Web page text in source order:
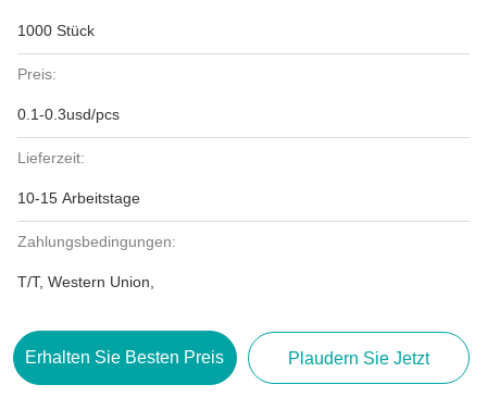
1000 Stück
Preis:
0.1-0.3usd/pcs
Lieferzeit:
10-15 Arbeitstage
Zahlungsbedingungen:
T/T, Western Union,
Erhalten Sie Besten Preis Plaudern Sie Jetzt